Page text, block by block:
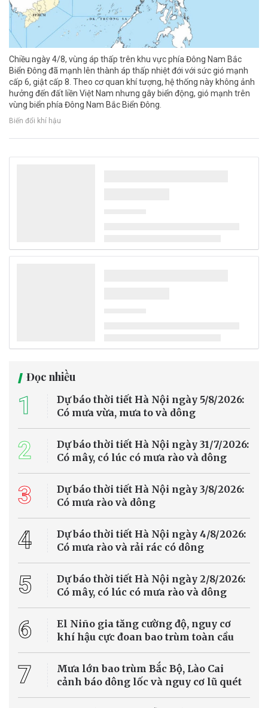
Chiều ngày 4/8, vùng áp thấp trên khu vực phía Đông Nam Bắc
Biển Đông đã mạnh lên thành áp thấp nhiệt đới với sức gió mạnh
cấp 6, giật cấp 8. Theo cơ quan khí tượng, hệ thống này không ảnh
hưởng đến đất liền Việt Nam nhưng gây biển động, gió mạnh trên
vùng biển phía Đông Nam Bắc Biển Đông.
Biến đổi khí hậu
Thủ tướng Lê Minh Hưng làm Trưởng Ban
Bộ Chính trị quyết định phân công, kiện toàn Ban Chỉ đạo Trung
ương về phát triển khoa học, công nghệ, đổi mới sáng tạo và
chuyển đổi số gồm 31 đồng chí, trong đó Thủ tướng Lê Minh Hưng
làm Trưởng Ban.
Tin trong nước
nước vì nắng nóng cực đoan
Các đợt nắng nóng kéo dài tại châu Âu đang khiến mực nước trên
nhiều con sông lớn giảm xuống mức rất thấp, gây ảnh hưởng
nghiêm trọng đến hoạt động vận tải, sản xuất năng lượng và chuỗi